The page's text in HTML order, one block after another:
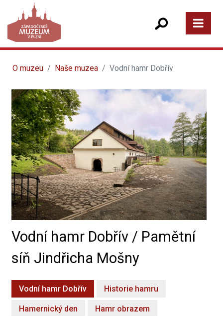
O muzeu Naše muzea Vodní hamr Dobřív
Vodní hamr Dobřív / Pamětní
síň Jindřicha Mošny
Vodní hamr Dobřív Historie hamru
Hamernický den Hamr obrazem